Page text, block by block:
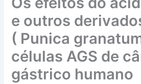
e outros
( Punica
células AGS de
gástrico humano